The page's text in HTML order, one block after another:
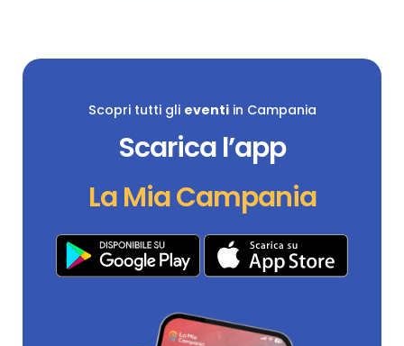
Scopri tutti gli eventiin Campania
Scarica l’app
La Mia Campania